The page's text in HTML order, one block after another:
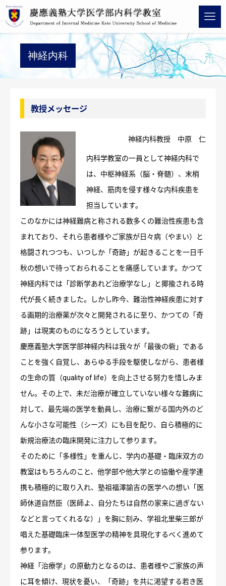
神経内科
教授メッセージ
神経内科教授 中原 仁
内科学教室の一員として神経内科で
は、中枢神経系（脳・脊髄）、末梢
神経、筋肉を侵す様々な内科疾患を
担当しています。
このなかには神経難病と称される数多くの難治性疾患も含
まれており、それら患者様やご家族が日々病（やまい）と
格闘されつつも、いつしか「奇跡」が起きることを一日千
秋の想いで待っておられることを痛感しています。かつて
神経内科では「診断学あれど治療学なし」と揶揄される時
代が長く続きました。しかし昨今、難治性神経疾患に対す
る画期的治療薬が次々と開発されるに至り、かつての「奇
跡」は現実のものになろうとしています。
慶應義塾大学医学部神経内科は我々が「最後の砦」である
ことを強く自覚し、あらゆる手段を駆使しながら、患者様
の生命の質（quality of life）を向上させる努力を惜しみま
せん。その上で、未だ治療が確立していない様々な難病に
対して、最先端の医学を動員し、治療に繋がる国内外のど
んな小さな可能性（シーズ）にも目を配り、自ら積極的に
新規治療法の臨床開発に注力して参ります。
そのために「多様性」を重んじ、学内の基礎・臨床双方の
教室はもちろんのこと、他学部や他大学との協働や産学連
携も積極的に取り入れ、塾祖福澤諭吉の医学への想い「医
師休道自然臣（医師よ、自分たちは自然の家来に過ぎない
などと言ってくれるな）」を胸に刻み、学祖北里柴三郎が
唱えた基礎臨床一体型医学の精神を具現化するべく進めて
参ります。
神経「治療学」の原動力となるのは、患者様やご家族の声
に耳を傾け、現状を憂い、「奇跡」を共に渇望する若き医